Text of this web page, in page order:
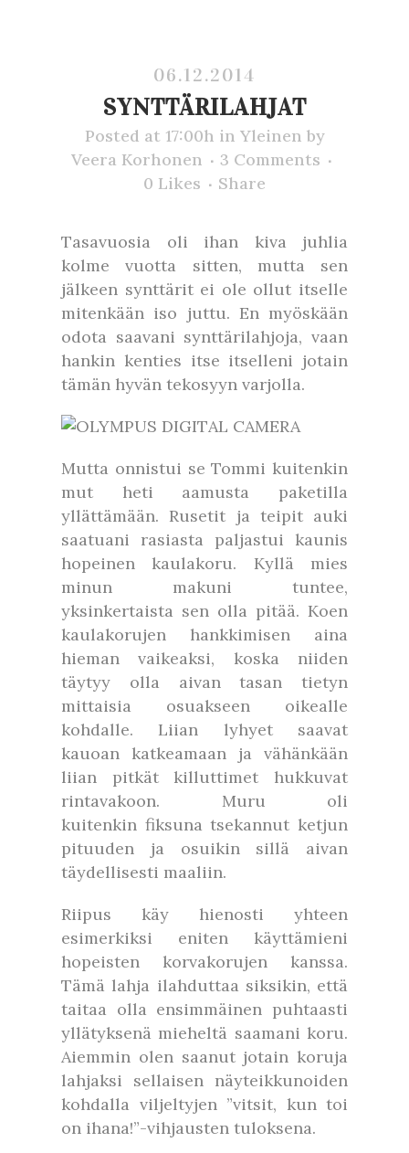
06.12.2014
SYNTTÄRILAHJAT
Posted at 17:00h in Yleinen by
Veera Korhonen
3 Comments
0 Likes Share
Tasavuosia oli ihan kiva juhlia
kolme vuotta sitten, mutta sen
jälkeen synttärit ei ole ollut itselle
mitenkään iso juttu. En myöskään
odota saavani synttärilahjoja, vaan
hankin kenties itse itselleni jotain
tämän hyvän tekosyyn varjolla.
Mutta onnistui se Tommi kuitenkin
mut heti aamusta paketilla
yllättämään. Rusetit ja teipit auki
saatuani rasiasta paljastui kaunis
hopeinen kaulakoru. Kyllä mies
minun makuni tuntee,
yksinkertaista sen olla pitää. Koen
kaulakorujen hankkimisen aina
hieman vaikeaksi, koska niiden
täytyy olla aivan tasan tietyn
mittaisia osuakseen oikealle
kohdalle. Liian lyhyet saavat
kauoan katkeamaan ja vähänkään
liian pitkät killuttimet hukkuvat
rintavakoon. Muru oli
kuitenkin fiksuna tsekannut ketjun
pituuden ja osuikin sillä aivan
täydellisesti maaliin.
Riipus käy hienosti yhteen
esimerkiksi eniten käyttämieni
hopeisten korvakorujen kanssa.
Tämä lahja ilahduttaa siksikin, että
taitaa olla ensimmäinen puhtaasti
yllätyksenä mieheltä saamani koru.
Aiemmin olen saanut jotain koruja
lahjaksi sellaisen näyteikkunoiden
kohdalla viljeltyjen ”vitsit, kun toi
on ihana!”-vihjausten tuloksena.